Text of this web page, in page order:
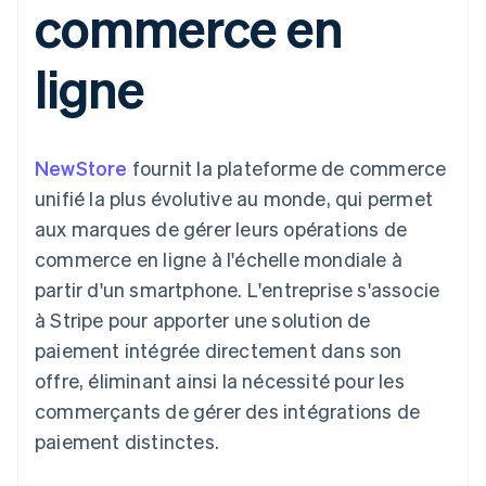
Moyens de
paiement
de 125
Terminal
Paiements en
Authorization
Acceptation
optimisée
Paiements
accélérés
Connections
Comptes
associés
Comptabilité
automatisée
des données
l’application
Marketplaces
Gestion financière
Par secteur
Entreprises d'IA
Économie des
créateurs
Jeux
Hôtellerie, voyages et
loisirs
Assurance
Médias et
divertissements
Organisations à but
non lucratif
Services aux
Gérer des
abonnements
Proposer une
services avec des
agents
Ressources
Intégrations
d'applications
Exemples de code
Blog des développeurs
État de l'API
Entreprise
presse
Stripe Press
Contact
Contacter notre équipe
Devenir partenaire
commerce en
ligne
NewStore fournit la plateforme de commerce
unifié la plus évolutive au monde, qui permet
aux marques de gérer leurs opérations de
commerce en ligne à l'échelle mondiale à
partir d'un smartphone. L'entreprise s'associe
à Stripe pour apporter une solution de
paiement intégrée directement dans son
offre, éliminant ainsi la nécessité pour les
commerçants de gérer des intégrations de
paiement distinctes.